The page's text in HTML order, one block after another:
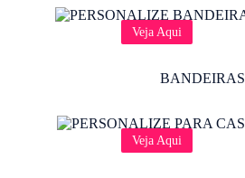
Veja Aqui
BANDEIRAS
Veja Aqui